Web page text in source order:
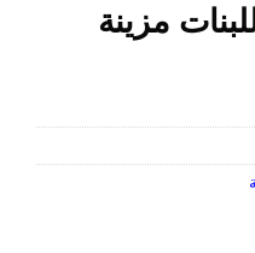
مزينة